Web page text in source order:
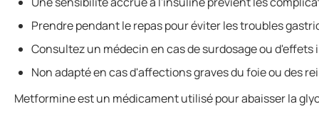
Prendre pendant le repas pour éviter les troubles
Consultez un médecin en cas de surdosage ou d'effets
Non adapté en cas d'affections graves du foie ou des
Metformine est un médicament utilisé pour abaisser la